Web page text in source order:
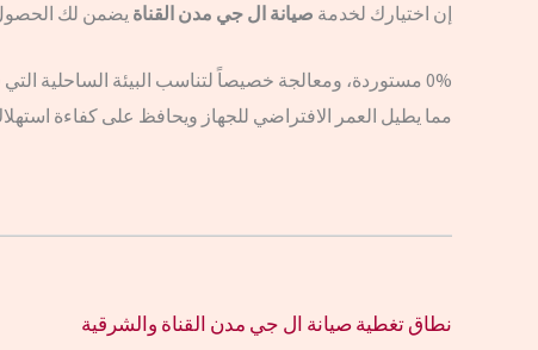
إن اختيارك لخدمة صيانة ال جي مدن القناة يضمن لك الحصول
0% مستوردة، ومعالجة خصيصاً لتناسب البيئة الساحلية
مما يطيل العمر الافتراضي للجهاز ويحافظ على كفاءة
نطاق تغطية صيانة ال جي مدن القناة والشرقية